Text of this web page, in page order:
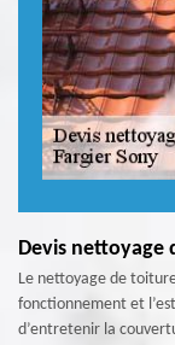
Devis nettoyage
Le nettoyage de
fonctionnement et
d’entretenir la